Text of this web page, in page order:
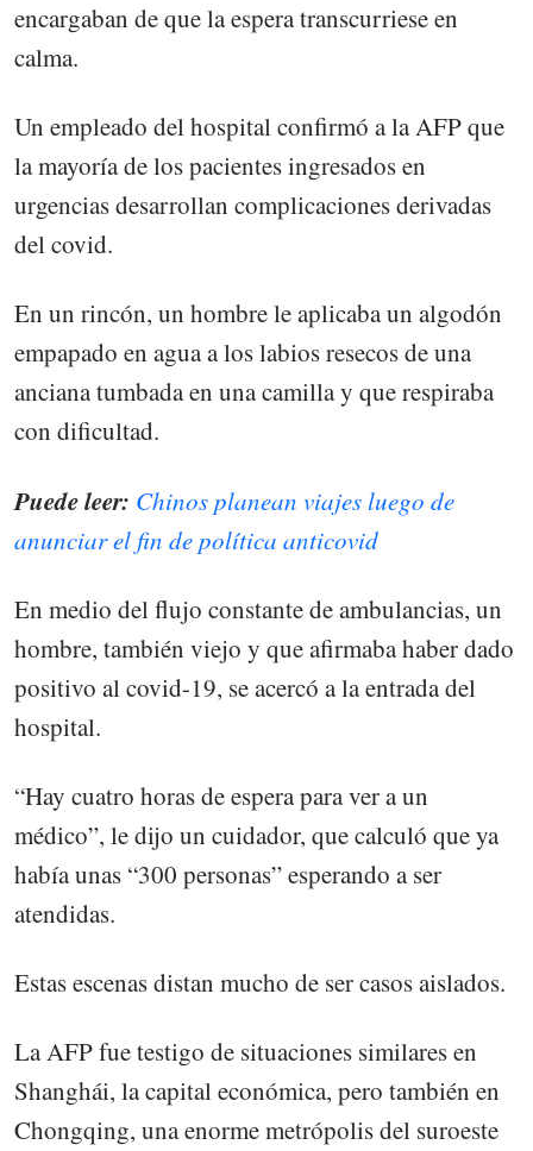
encargaban de que la espera transcurriese en
calma.
Un empleado del hospital confirmó a la AFP que
la mayoría de los pacientes ingresados en
urgencias desarrollan complicaciones derivadas
del covid.
En un rincón, un hombre le aplicaba un algodón
empapado en agua a los labios resecos de una
anciana tumbada en una camilla y que respiraba
con dificultad.
Puede leer: Chinos planean viajes luego de
anunciar el fin de política anticovid
En medio del flujo constante de ambulancias, un
hombre, también viejo y que afirmaba haber dado
positivo al covid-19, se acercó a la entrada del
hospital.
“Hay cuatro horas de espera para ver a un
médico”, le dijo un cuidador, que calculó que ya
había unas “300 personas” esperando a ser
atendidas.
Estas escenas distan mucho de ser casos aislados.
La AFP fue testigo de situaciones similares en
Shanghái, la capital económica, pero también en
Chongqing, una enorme metrópolis del suroeste